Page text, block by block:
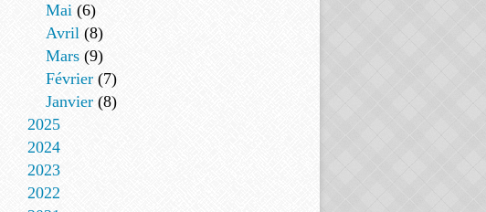
Mai (6)
Avril (8)
Mars (9)
Février (7)
Janvier (8)
2025
2024
2023
2022